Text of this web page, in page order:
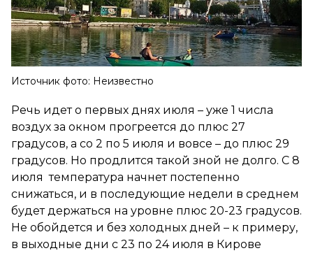
Источник фото: Неизвестно
Речь идет о первых днях июля – уже 1 числа
воздух за окном прогреется до плюс 27
градусов, а со 2 по 5 июля и вовсе – до плюс 29
градусов. Но продлится такой зной не долго. С 8
июля температура начнет постепенно
снижаться, и в последующие недели в среднем
будет держаться на уровне плюс 20-23 градусов.
Не обойдется и без холодных дней – к примеру,
в выходные дни с 23 по 24 июля в Кирове